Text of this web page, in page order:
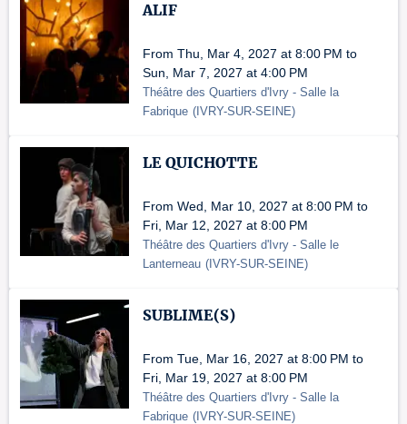
ALIF
From Thu, Mar 4, 2027 at 8:00 PM to
Sun, Mar 7, 2027 at 4:00 PM
Théâtre des Quartiers d'Ivry - Salle la
Fabrique ( IVRY-SUR-SEINE)
LE QUICHOTTE
From Wed, Mar 10, 2027 at 8:00 PM to
Fri, Mar 12, 2027 at 8:00 PM
Théâtre des Quartiers d'Ivry - Salle le
Lanterneau ( IVRY-SUR-SEINE)
SUBLIME(S)
From Tue, Mar 16, 2027 at 8:00 PM to
Fri, Mar 19, 2027 at 8:00 PM
Théâtre des Quartiers d'Ivry - Salle la
Fabrique ( IVRY-SUR-SEINE)